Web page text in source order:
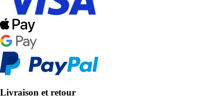
Livraison et retour